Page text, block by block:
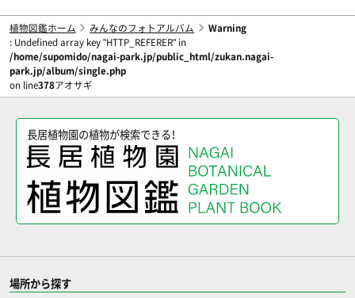
植物図鑑ホーム みんなのフォトアルバム
Warning
: Undefined array key "HTTP_REFERER" in
/home/supomido/nagai-park.jp/public_html/zukan.nagai-
park.jp/album/single.php
on line378アオサギ
長居植物園の植物が検索できる！
場所から探す